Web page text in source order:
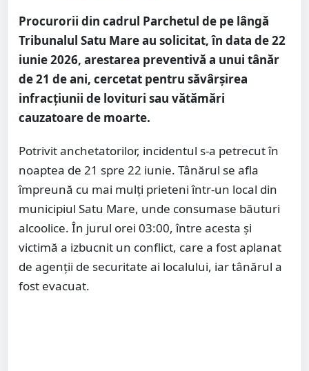
Procurorii din cadrul Parchetul de pe lângă
Tribunalul Satu Mareau solicitat, în data de 22
iunie 2026, arestarea preventivă a unui tânăr
de 21 de ani, cercetat pentru săvârșirea
infracțiunii de lovituri sau vătămări
cauzatoare de moarte.
Potrivit anchetatorilor, incidentul s-a petrecut în
noaptea de 21 spre 22 iunie. Tânărul se afla
împreună cu mai mulți prieteni într-un local din
municipiul Satu Mare, unde consumase băuturi
alcoolice. În jurul orei 03:00, între acesta și
victimă a izbucnit un conflict, care a fost aplanat
de agenții de securitate ai localului, iar tânărul a
fost evacuat.